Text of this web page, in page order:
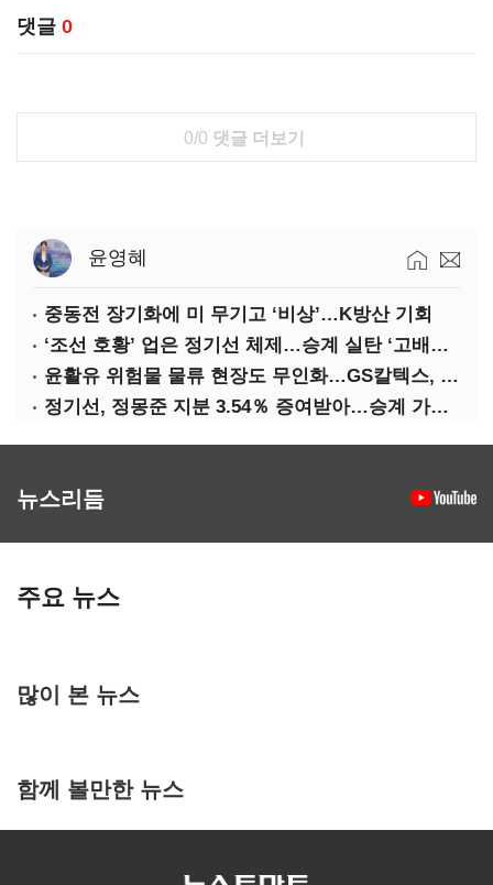
댓글 0
0/0 댓글 더보기
윤영혜
중동전 장기화에 미 무기고 ‘비상’…K방산 기회
‘조선 호황’ 업은 정기선 체제…승계 실탄 ‘고배당’ 주목
윤활유 위험물 물류 현장도 무인화…GS칼텍스, 디지털 전환 가속
정기선, 정몽준 지분 3.54％ 증여받아…승계 가속화
뉴스리듬
주요 뉴스
많이 본 뉴스
함께 볼만한 뉴스